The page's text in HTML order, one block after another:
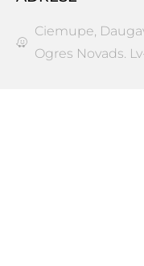
Ciemupe,
Ogres Novads.